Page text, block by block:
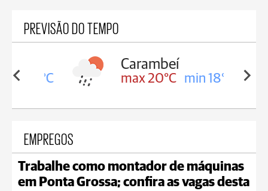
PREVISÃO DO TEMPO
18°C
Carambeí
max 20°C min 18°C
EMPREGOS
Trabalhe como montador de máquinas
em Ponta Grossa; confira as vagas desta